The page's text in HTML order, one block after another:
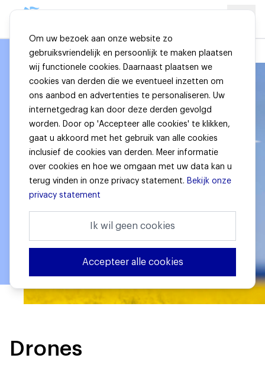
Om uw bezoek aan onze website zo
gebruiksvriendelijk en persoonlijk te maken plaatsen
wij functionele cookies. Daarnaast plaatsen we
cookies van derden die we eventueel inzetten om
ons aanbod en advertenties te personaliseren. Uw
internetgedrag kan door deze derden gevolgd
worden. Door op 'Accepteer alle cookies' te klikken,
gaat u akkoord met het gebruik van alle cookies
inclusief de cookies van derden. Meer informatie
over cookies en hoe we omgaan met uw data kan u
terug vinden in onze privacy statement. Bekijk onze
privacy statement
Ik wil geen cookies
Accepteer alle cookies
Drones